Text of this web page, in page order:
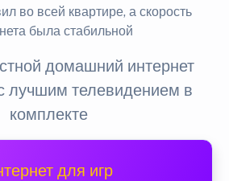
во всей квартире, а скорость
была стабильной
домашний интернет
лучшим телевидением в
комплекте
для игр